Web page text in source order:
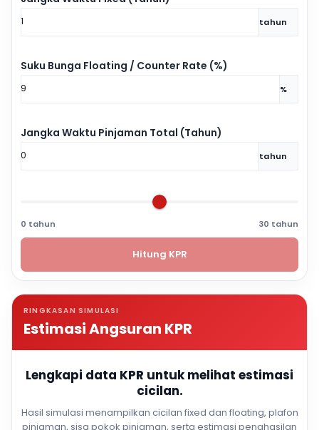
tahun
Suku Bunga Floating / Counter Rate (%)
%
Jangka Waktu Pinjaman Total (Tahun)
tahun
0 tahun 30 tahun
Hitung KPR
RINGKASAN SIMULASI
Estimasi Angsuran KPR
Lengkapi data KPR untuk melihat estimasi
cicilan.
Hasil simulasi menampilkan cicilan fixed dan floating, plafon
pinjaman, sisa pokok pinjaman, serta estimasi penghasilan